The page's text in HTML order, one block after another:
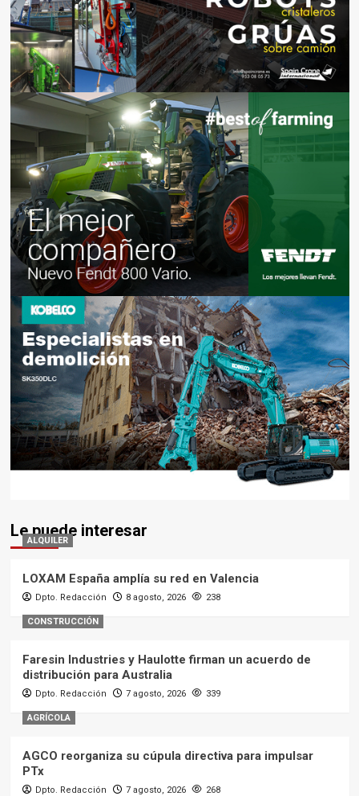
Le puede interesar
ALQUILER
LOXAM España amplía su red en Valencia
Dpto. Redacción 8 agosto, 2026 238
CONSTRUCCIÓN
Faresin Industries y Haulotte firman un acuerdo de
distribución para Australia
Dpto. Redacción 7 agosto, 2026 339
AGRÍCOLA
AGCO reorganiza su cúpula directiva para impulsar
PTx
Dpto. Redacción 7 agosto, 2026 268